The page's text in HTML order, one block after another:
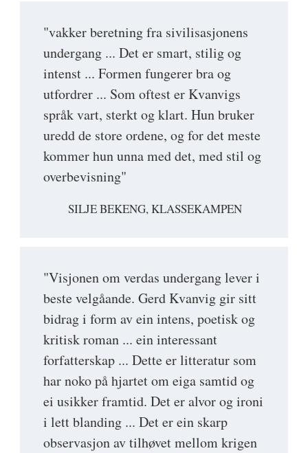
"vakker beretning fra sivilisasjonens
undergang ... Det er smart, stilig og
intenst ... Formen fungerer bra og
utfordrer ... Som oftest er Kvanvigs
språk vart, sterkt og klart. Hun bruker
uredd de store ordene, og for det meste
kommer hun unna med det, med stil og
overbevisning"
SILJE BEKENG, KLASSEKAMPEN
"Visjonen om verdas undergang lever i
beste velgåande. Gerd Kvanvig gir sitt
bidrag i form av ein intens, poetisk og
kritisk roman ... ein interessant
forfatterskap ... Dette er litteratur som
har noko på hjartet om eiga samtid og
ei usikker framtid. Det er alvor og ironi
i lett blanding ... Det er ein skarp
observasjon av tilhøvet mellom krigen